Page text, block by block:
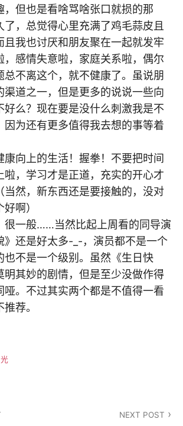
，但也是看啥骂啥张口就损的那
了，总觉得心里充满了鸡毛蒜皮且
且我也讨厌和朋友聚在一起就发牢
，感情失意啦，家庭关系啦，偶尔
总不离这个，就不健康了。虽说朋
渠道之一，但是更多的说说一些向
好么？现在要是没什么刺激我是不
因为还有更多值得我去想的事等着
康向上的生活！握拳！不要把时间
啦，学习才是正道，充实的开心才
当然，新东西还是要接触的，没对
啊）
很一般……当然比起上周看的同导演
》还是好太多-_-，演员都不是一个
也不是一个级别。虽然《生日快
明其妙的剧情，但是至少没做作得
哑。不过其实两个都是不值得一看
荐。
NEXT POST